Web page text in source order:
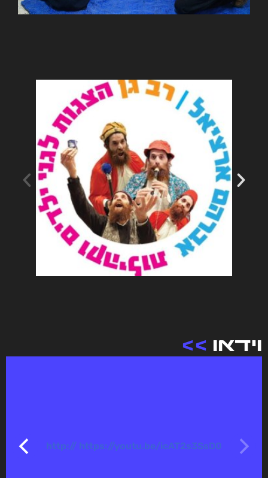
וידאו >>
http:// https://youtu.be/icAT2s3SsD0